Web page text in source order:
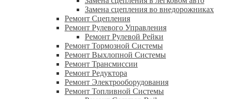
Замена сцепления во внедорожниках
Ремонт Сцепления
Ремонт Рулевого Управления
Ремонт Рулевой Рейки
Ремонт Тормозной Системы
Ремонт Выхлопной Системы
Ремонт Трансмиссии
Ремонт Редуктора
Ремонт Электрооборудования
Ремонт Топливной Системы